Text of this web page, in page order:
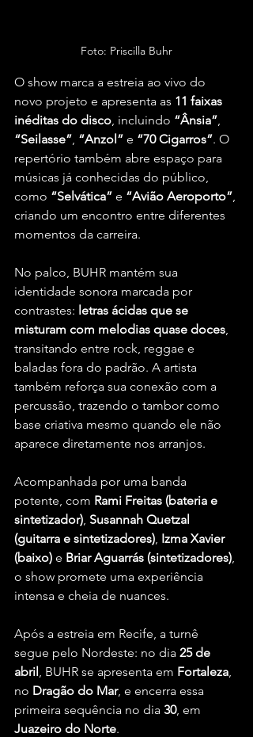
Foto: Priscilla Buhr
O show marca a estreia ao vivo do
novo projeto e apresenta as 11 faixas
inéditas do disco, incluindo “Ânsia”,
“Seilasse”, “Anzol” e “70 Cigarros”. O
repertório também abre espaço para
músicas já conhecidas do público,
como “Selvática” e “Avião Aeroporto”,
criando um encontro entre diferentes
momentos da carreira.
No palco, BUHR mantém sua
identidade sonora marcada por
contrastes: letras ácidas que se
misturam com melodias quase doces,
transitando entre rock, reggae e
baladas fora do padrão. A artista
também reforça sua conexão com a
percussão, trazendo o tambor como
base criativa mesmo quando ele não
aparece diretamente nos arranjos.
Acompanhada por uma banda
potente, com Rami Freitas (bateria e
sintetizador), Susannah Quetzal
(guitarra e sintetizadores), Izma Xavier
(baixo) e Briar Aguarrás (sintetizadores),
o show promete uma experiência
intensa e cheia de nuances.
Após a estreia em Recife, a turnê
segue pelo Nordeste: no dia 25 de
abril, BUHR se apresenta em Fortaleza,
no Dragão do Mar, e encerra essa
primeira sequência no dia 30, em
Juazeiro do Norte.